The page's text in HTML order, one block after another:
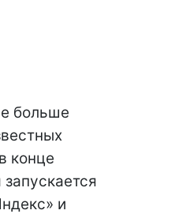
больше
конце
и